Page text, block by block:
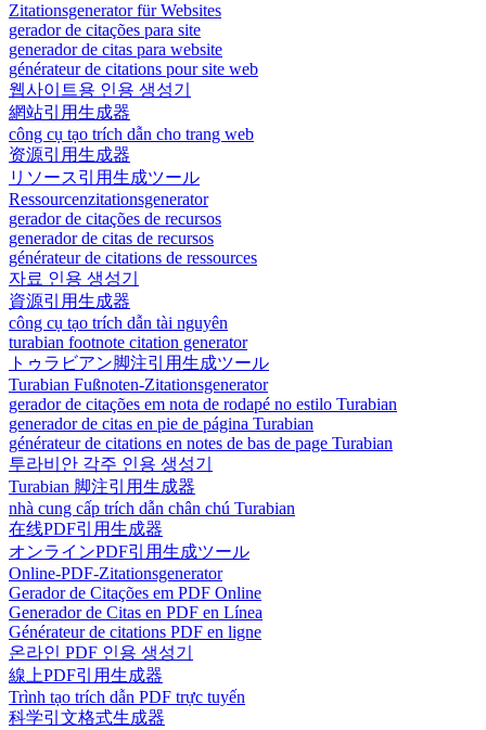
Zitationsgenerator für Websites
gerador de citações para site
generador de citas para website
générateur de citations pour site web
웹사이트용 인용 생성기
網站引用生成器
công cụ tạo trích dẫn cho trang web
资源引用生成器
リソース引用生成ツール
Ressourcenzitationsgenerator
gerador de citações de recursos
generador de citas de recursos
générateur de citations de ressources
자료 인용 생성기
資源引用生成器
công cụ tạo trích dẫn tài nguyên
turabian footnote citation generator
トゥラビアン脚注引用生成ツール
Turabian Fußnoten-Zitationsgenerator
gerador de citações em nota de rodapé no estilo Turabian
generador de citas en pie de página Turabian
générateur de citations en notes de bas de page Turabian
투라비안 각주 인용 생성기
Turabian 脚注引用生成器
nhà cung cấp trích dẫn chân chú Turabian
在线PDF引用生成器
オンラインPDF引用生成ツール
Online-PDF-Zitationsgenerator
Gerador de Citações em PDF Online
Generador de Citas en PDF en Línea
Générateur de citations PDF en ligne
온라인 PDF 인용 생성기
線上PDF引用生成器
Trình tạo trích dẫn PDF trực tuyến
科学引文格式生成器